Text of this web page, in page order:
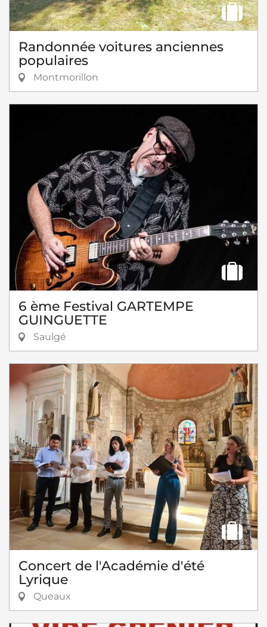
Randonnée voitures anciennes
populaires
Montmorillon
6 ème Festival GARTEMPE
GUINGUETTE
Saulgé
Concert de l'Académie d'été
Lyrique
Queaux